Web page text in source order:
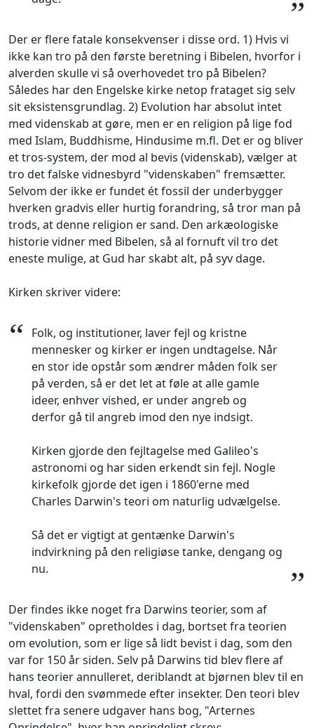
”
Der er flere fatale konsekvenser i disse ord. 1) Hvis vi
ikke kan tro på den første beretning i Bibelen, hvorfor i
alverden skulle vi så overhovedet tro på Bibelen?
Således har den Engelske kirke netop frataget sig selv
sit eksistensgrundlag. 2) Evolution har absolut intet
med videnskab at gøre, men er en religion på lige fod
med Islam, Buddhisme, Hindusime m.fl. Det er og bliver
et tros-system, der mod al bevis (videnskab), vælger at
tro det falske vidnesbyrd "videnskaben" fremsætter.
Selvom der ikke er fundet ét fossil der underbygger
hverken gradvis eller hurtig forandring, så tror man på
trods, at denne religion er sand. Den arkæologiske
historie vidner med Bibelen, så al fornuft vil tro det
eneste mulige, at Gud har skabt alt, på syv dage.
Kirken skriver videre:
“ Folk, og institutioner, laver fejl og kristne
mennesker og kirker er ingen undtagelse. Når
en stor ide opstår som ændrer måden folk ser
på verden, så er det let at føle at alle gamle
ideer, enhver vished, er under angreb og
derfor gå til angreb imod den nye indsigt.
Kirken gjorde den fejltagelse med Galileo's
astronomi og har siden erkendt sin fejl. Nogle
kirkefolk gjorde det igen i 1860'erne med
Charles Darwin's teori om naturlig udvælgelse.
Så det er vigtigt at gentænke Darwin's
indvirkning på den religiøse tanke, dengang og
nu.
”
Der findes ikke noget fra Darwins teorier, som af
"videnskaben" opretholdes i dag, bortset fra teorien
om evolution, som er lige så lidt bevist i dag, som den
var for 150 år siden. Selv på Darwins tid blev flere af
hans teorier annulleret, deriblandt at bjørnen blev til en
hval, fordi den svømmede efter insekter. Den teori blev
slettet fra senere udgaver hans bog, "Arternes